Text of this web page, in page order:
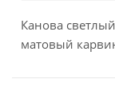
Канова
матовый